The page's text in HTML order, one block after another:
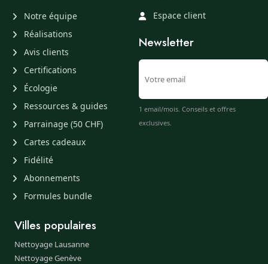
Notre équipe
Réalisations
Avis clients
Certifications
Écologie
Ressources & guides
Parrainage (50 CHF)
Cartes cadeaux
Fidélité
Abonnements
Formules bundle
Espace client
Newsletter
1 email/mois. Conseils et offres
exclusives.
Villes populaires
Nettoyage Lausanne
Nettoyage Genève